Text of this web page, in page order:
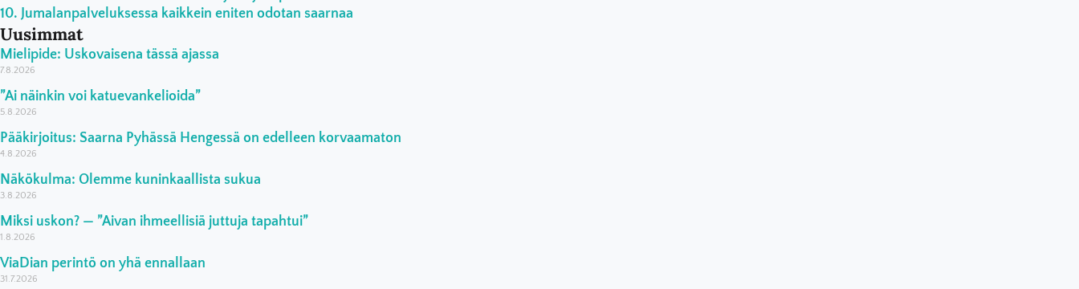
Jumalanpalveluksessa kaikkein eniten odotan saarnaa
Uusimmat
Mielipide: Uskovaisena tässä ajassa
7.8.2026
”Ai näinkin voi katuevankelioida”
5.8.2026
Pääkirjoitus: Saarna Pyhässä Hengessä on edelleen korvaamaton
4.8.2026
Näkökulma: Olemme kuninkaallista sukua
3.8.2026
Miksi uskon? — ”Aivan ihmeellisiä juttuja tapahtui”
1.8.2026
ViaDian perintö on yhä ennallaan
31.7.2026